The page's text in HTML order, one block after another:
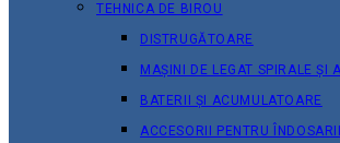
TEHNICA DE BIROU
DISTRUGĂTOARE
MAȘINI DE LEGAT SPIRALE ȘI
BATERII ȘI ACUMULATOARE
ACCESORII PENTRU